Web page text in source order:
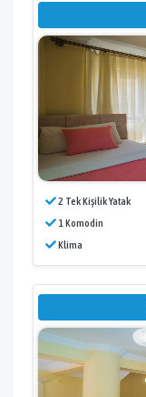
2 Tek Kişilik Yatak
1 Komodin
Klima